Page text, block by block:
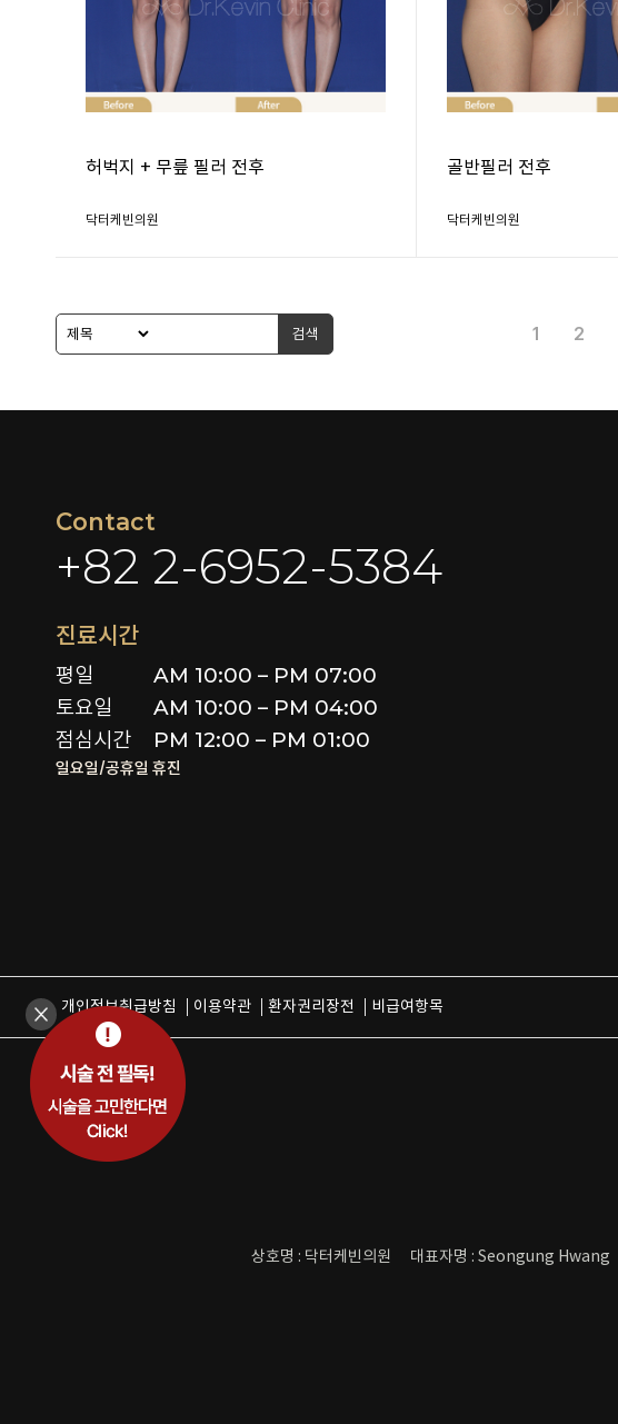
허벅지 + 무릎 필러 전후
닥터케빈의원
골반필러 전후
닥터케빈의원
검색 1 2
Contact
+82 2-6952-5384
진료시간
평일
토요일
점심시간
AM 10:00 – PM 07:00
AM 10:00 – PM 04:00
PM 12:00 – PM 01:00
일요일/공휴일 휴진
개인정보취급방침 이용약관 환자권리장전 비급여항목
상호명 : 닥터케빈의원
대표자명 : Seongung Hwang